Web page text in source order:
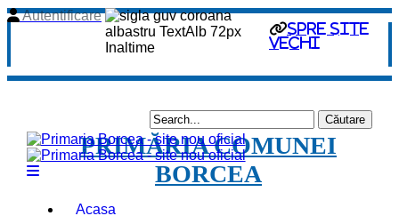
spre site
vechi
Autentificare
PRIMĂRIA COMUNEI
BORCEA
Acasa